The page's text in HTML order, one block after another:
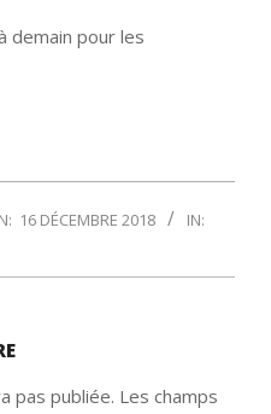
demain pour les
16 DÉCEMBRE 2018
IN:
pas publiée. Les champs